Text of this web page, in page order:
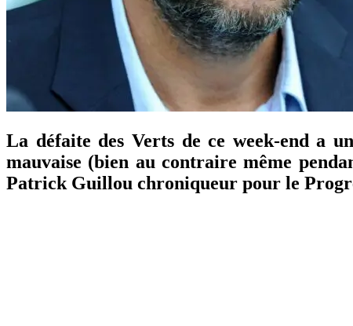
La défaite des Verts de ce week-end a
mauvaise (bien au contraire même
Patrick Guillou chroniqueur pour le